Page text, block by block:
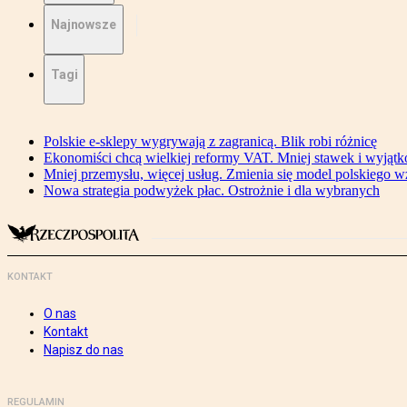
Najnowsze
Tagi
Polskie e-sklepy wygrywają z zagranicą. Blik robi różnicę
Ekonomiści chcą wielkiej reformy VAT. Mniej stawek i
Mniej przemysłu, więcej usług. Zmienia się model polskiego
Nowa strategia podwyżek płac. Ostrożnie i dla wybranych
KONTAKT
O nas
Kontakt
Napisz do nas
REGULAMIN